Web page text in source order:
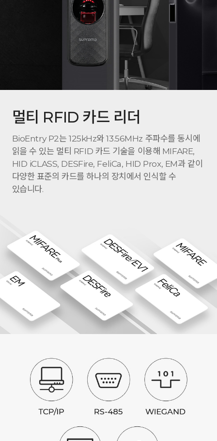
멀티 RFID 카드 리더
BioEntry P2는 125kHz와 13.56MHz 주파수를 동시에
읽을 수 있는 멀티 RFID 카드 기술을 이용해 MIFARE,
HID iCLASS, DESFire, FeliCa, HID Prox, EM과 같이
다양한 표준의 카드를 하나의 장치에서 인식할 수
있습니다.